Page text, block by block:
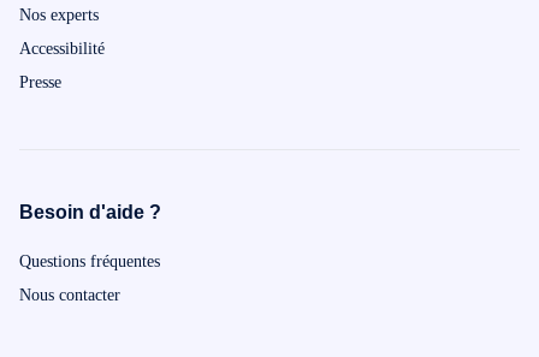
Nos experts
Accessibilité
Presse
Besoin d'aide ?
Questions fréquentes
Nous contacter